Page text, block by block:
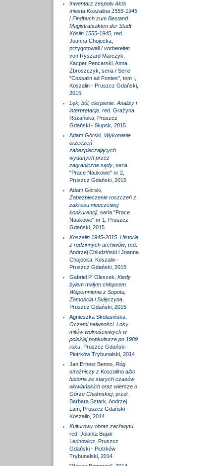
Inwentarz zespołu Akta
miasta Koszalina 1555-1945
/ Findbuch zum Bestand
Magistratsakten der Stadt
Köslin 1555-1945, red.
Joanna Chojecka,
przygotowali / vorbereitet
von Ryszard Marczyk,
Kacper Pencarski, Anna
Zbroszczyk, seria / Serie
"Cossalin ad Fontes", tom I,
Koszalin - Pruszcz Gdański,
2015
Lęk, ból, cierpienie. Analizy i
interpretacje, red. Grażyna
Różańska, Pruszcz
Gdański - Słupsk, 2015
Adam Górski, Wykonanie
orzeczeń
zabezpieczających
wydanych przez
zagraniczne sądy, seria
"Prace Naukowe" nr 2,
Pruszcz Gdański, 2015
Adam Górski,
Zabezpieczenie roszczeń z
zakresu nieuczciwej
konkurencji, seria "Prace
Naukowe" nr 1, Pruszcz
Gdański, 2015
Koszalin 1945-2015. Historie
z rodzinnych archiwów, red.
Andrzej Chludziński i Joanna
Chojecka, Koszalin -
Pruszcz Gdański, 2015
Gabriel P. Oleszek, Kiedy
byłem małym chłopcem.
Wspomnienia z Sopotu,
Zamościa i Sulęczyna,
Pruszcz Gdański, 2015
Agnieszka Skolasińska,
Oczami naiwności. Losy
mitów wolnościowych w
polskiej popkulturze po 1989
roku, Pruszcz Gdański -
Piotrków Trybunalski, 2014
Jan Ernest Benno, Róg
strażniczy z Koszalina albo
historia ze starych czasów
słowiańskich oraz wiersze o
Górze Chełmskiej, przeł.
Barbara Sztark, Andrzej
Lam, Pruszcz Gdański -
Koszalin, 2014
Kulturowy obraz zachwytu,
red. Jolanta Bujak-
Lechowicz, Pruszcz
Gdański - Piotrków
Trybunalski, 2014